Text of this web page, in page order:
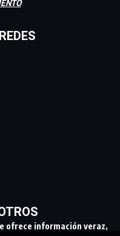
ofrece información veraz,